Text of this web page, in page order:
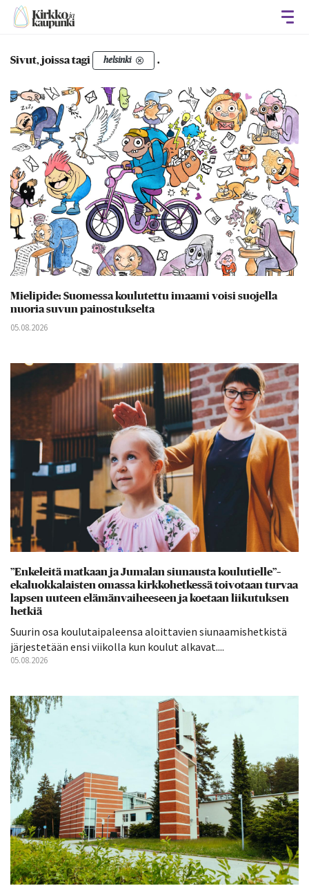
Sivut, joissa tagi helsinki .
Mielipide: Suomessa koulutettu imaami voisi suojella
nuoria suvun painostukselta
05.08.2026
”Enkeleitä matkaan ja Jumalan siunausta koulutielle”–
ekaluokkalaisten omassa kirkkohetkessä toivotaan turvaa
lapsen uuteen elämänvaiheeseen ja koetaan liikutuksen
hetkiä
Suurin osa koulutaipaleensa aloittavien siunaamishetkistä
järjestetään ensi viikolla kun koulut alkavat....
05.08.2026